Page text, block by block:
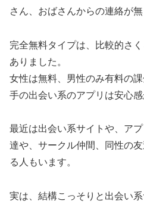
さん、おばさんからの連絡が無
完全無料タイプは、比較的さ
ありました。
女性は無料、男性のみ有料の
手の出会い系のアプリは安心
最近は出会い系サイトや、ア
達や、サークル仲間、同性の
る人もいます。
実は、結構こっそりと出会い